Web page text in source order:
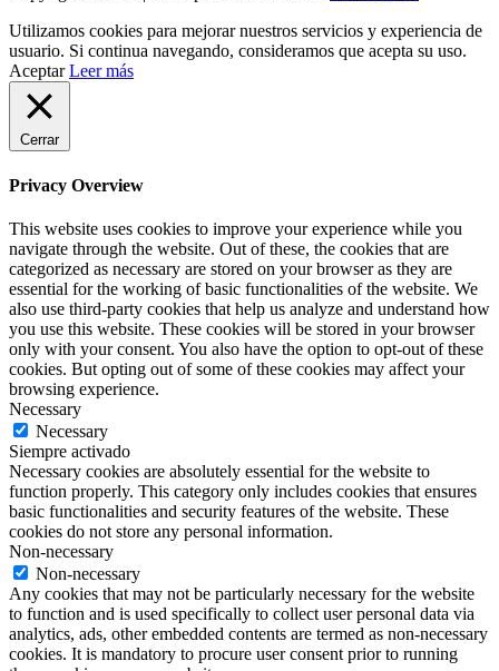
Utilizamos cookies para mejorar nuestros servicios y experiencia de
usuario. Si continua navegando, consideramos que acepta su uso.
Aceptar Leer más
Cerrar
Privacy Overview
This website uses cookies to improve your experience while you
navigate through the website. Out of these, the cookies that are
categorized as necessary are stored on your browser as they are
essential for the working of basic functionalities of the website. We
also use third-party cookies that help us analyze and understand how
you use this website. These cookies will be stored in your browser
only with your consent. You also have the option to opt-out of these
cookies. But opting out of some of these cookies may affect your
browsing experience.
Necessary
Necessary
Siempre activado
Necessary cookies are absolutely essential for the website to
function properly. This category only includes cookies that ensures
basic functionalities and security features of the website. These
cookies do not store any personal information.
Non-necessary
Non-necessary
Any cookies that may not be particularly necessary for the website
to function and is used specifically to collect user personal data via
analytics, ads, other embedded contents are termed as non-necessary
cookies. It is mandatory to procure user consent prior to running